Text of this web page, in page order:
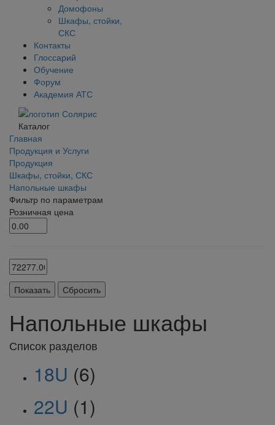
Домофоны
Шкафы, стойки,
СКС
Контакты
Глоссарий
Обучение
Форум
Академия АТС
Каталог
Главная
Продукция и Услуги
Продукция
Шкафы, стойки, СКС
Напольные шкафы
Фильтр по параметрам
Розничная цена
Напольные шкафы
Список разделов
18U (6)
22U (1)